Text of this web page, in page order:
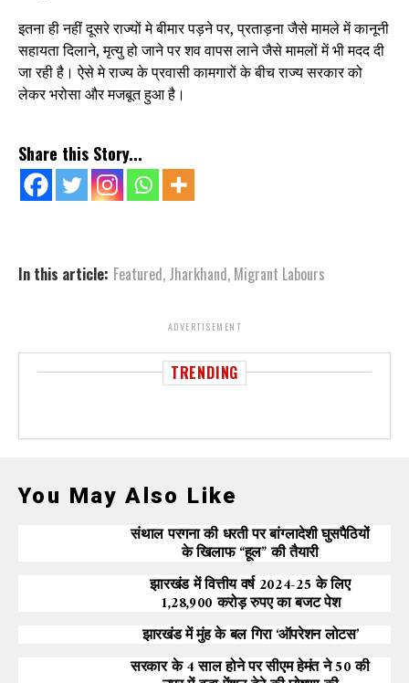
इतना ही नहीं दूसरे राज्यों मे बीमार पड़ने पर, प्रताड़ना जैसे मामले में कानूनी
सहायता दिलाने, मृत्यु हो जाने पर शव वापस लाने जैसे मामलों में भी मदद दी
जा रही है। ऐसे मे राज्य के प्रवासी कामगारों के बीच राज्य सरकार को
लेकर भरोसा और मजबूत हुआ है।
Share this Story...
In this article: Featured, Jharkhand, Migrant Labours
ADVERTISEMENT
TRENDING
You May Also Like
संथाल परगना की धरती पर बांग्लादेशी घुसपैठियों
के खिलाफ “हूल” की तैयारी
झारखंड में वित्तीय वर्ष 2024-25 के लिए
1,28,900 करोड़ रुपए का बजट पेश
झारखंड में मुंह के बल गिरा ‘ऑपरेशन लोटस’
सरकार के 4 साल होने पर सीएम हेमंत ने 50 की